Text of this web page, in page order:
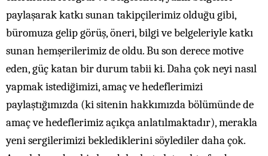
paylaşarak katkı sunan takipçilerimiz olduğu gibi,
büromuza gelip görüş, öneri, bilgi ve belgeleriyle katkı
sunan hemşerilerimiz de oldu. Bu son derece motive
eden, güç katan bir durum tabii ki. Daha çok neyi nasıl
yapmak istediğimizi, amaç ve hedeflerimizi
paylaştığımızda (ki sitenin hakkımızda bölümünde de
amaç ve hedeflerimiz açıkça anlatılmaktadır), merakla
yeni sergilerimizi beklediklerini söylediler daha çok.